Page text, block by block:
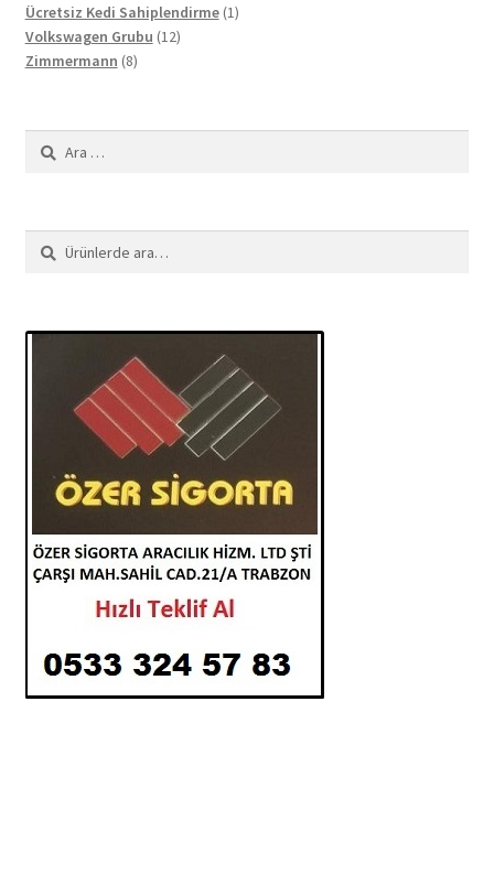
ürün
Ücretsiz Kedi Sahiplendirme 11
Volkswagen Grubu 1212
Zimmermann 88
Arama:
Ara:
Ara